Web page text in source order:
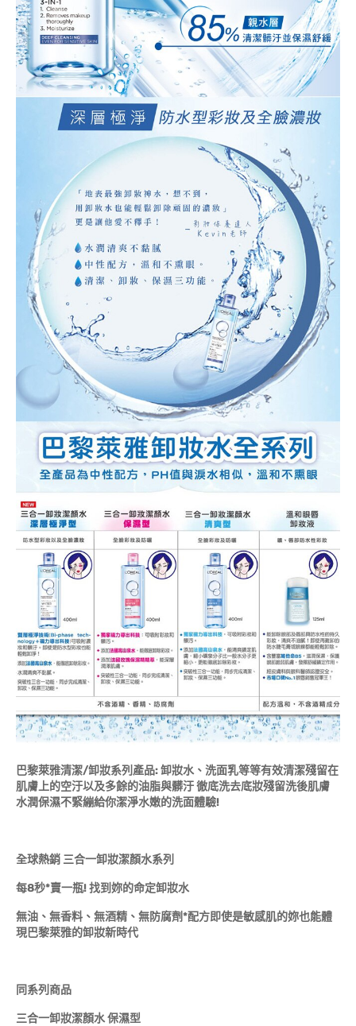
巴黎萊雅清潔/卸妝系列產品:卸妝水、洗面乳等等有效清潔殘留在
肌膚上的空汙以及多餘的油脂與髒汙徹底洗去底妝殘留洗後肌膚
水潤保濕不緊繃給你潔淨水嫩的洗面體驗!
全球熱銷 三合一卸妝潔顏水系列
每8秒*賣一瓶!找到妳的命定卸妝水
無油、無香料、無酒精、無防腐劑*配方即使是敏感肌的妳也能體
現巴黎萊雅的卸妝新時代
同系列商品
三合一卸妝潔顏水保濕型